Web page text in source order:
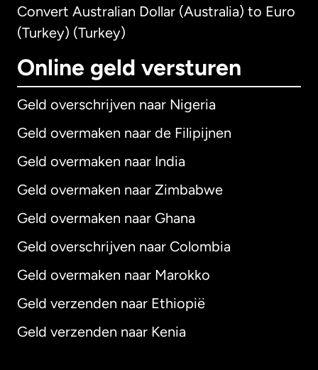
Convert Australian Dollar (Australia) to Euro
(Turkey) (Turkey)
Online geld versturen
Geld overschrijven naar Nigeria
Geld overmaken naar de Filipijnen
Geld overmaken naar India
Geld overmaken naar Zimbabwe
Geld overmaken naar Ghana
Geld overschrijven naar Colombia
Geld overmaken naar Marokko
Geld verzenden naar Ethiopië
Geld verzenden naar Kenia